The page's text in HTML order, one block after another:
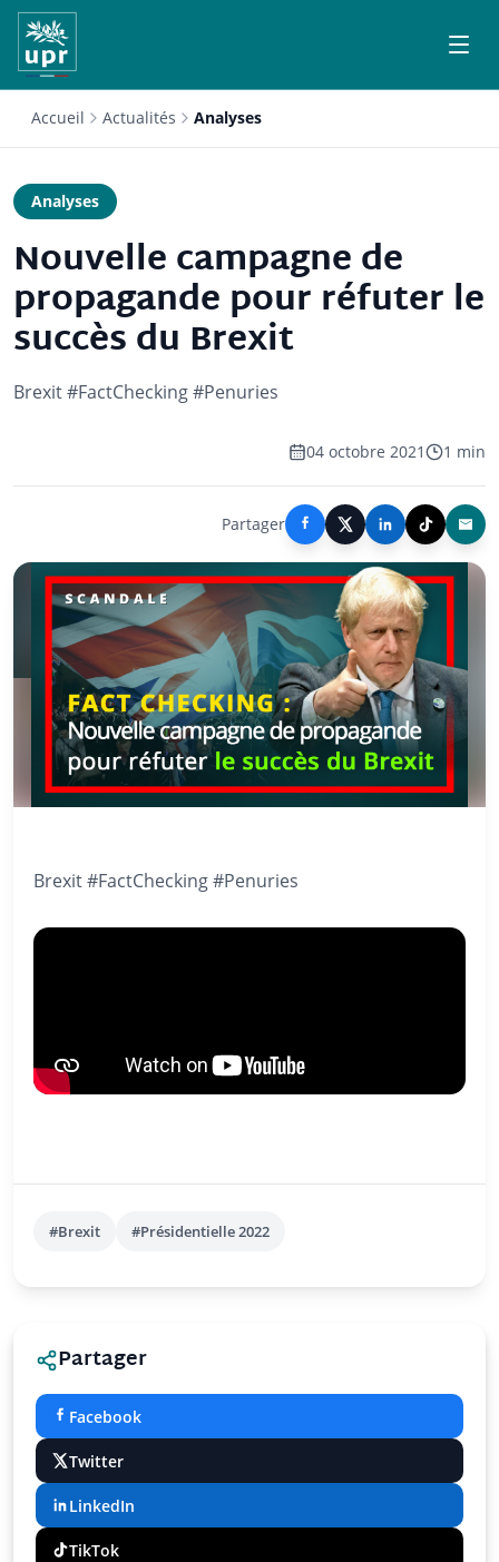
Accueil Actualités Analyses
Analyses
Nouvelle campagne de
propagande pour réfuter le
succès du Brexit
Brexit #FactChecking #Penuries
04 octobre 2021 1 min
Partager
Brexit #FactChecking #Penuries
#Brexit #Présidentielle 2022
Partager
Facebook
Twitter
LinkedIn
TikTok